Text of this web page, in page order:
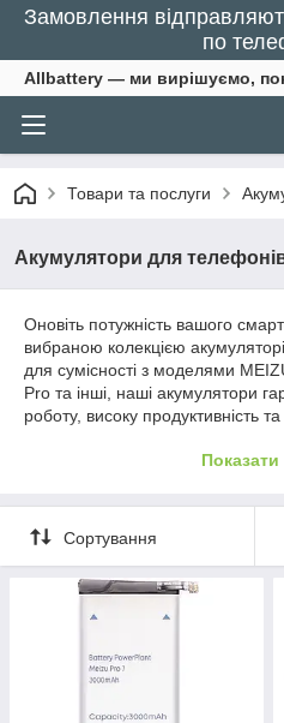
Замовлення
по
Allbattery — ми вирішуємо,
Товари та послуги
Акумулятори для
Оновіть потужність вашого
вибраною колекцією
для сумісності з моделями
Pro та інші, наші акумулятори
роботу, високу продуктивність
без зайвих перерв на зарядку.
Показати
Сортування